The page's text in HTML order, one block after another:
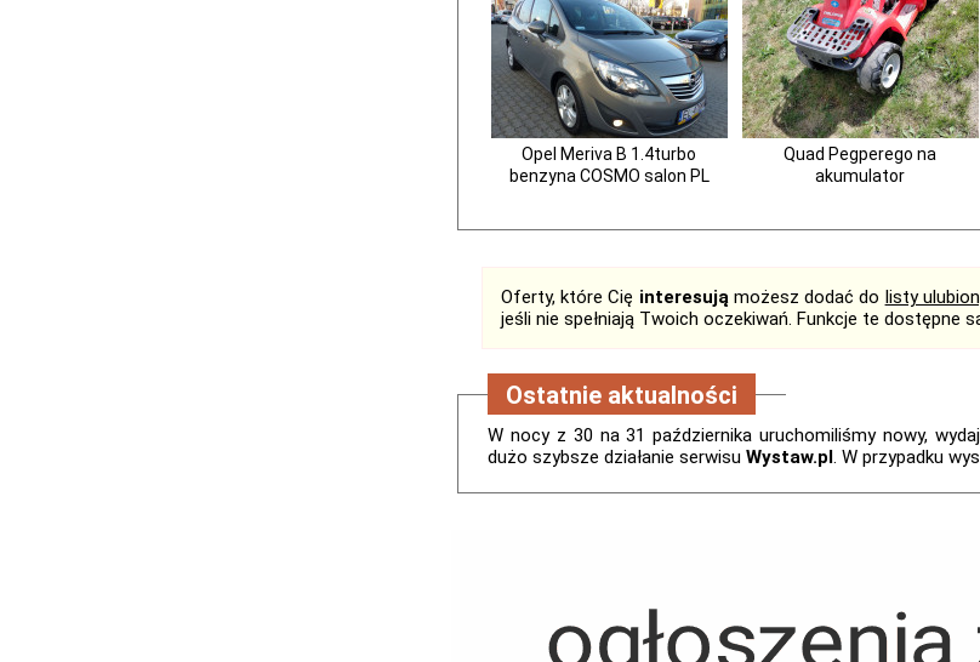
Opel Meriva B 1.4turbo
benzyna COSMO salon PL
Quad Pegperego na
akumulator
Oferty, które Cię interesująmożesz dodać do listy
jeśli nie spełniają Twoich oczekiwań. Funkcje te dostępne
Ostatnie aktualności
W nocy z 30 na 31 października uruchomiliśmy nowy,
dużo szybsze działanie serwisu Wystaw.pl. W przypadku